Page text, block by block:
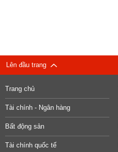
Lên đầu trang
Trang chủ
Tài chính - Ngân hàng
Bất động sản
Tài chính quốc tế